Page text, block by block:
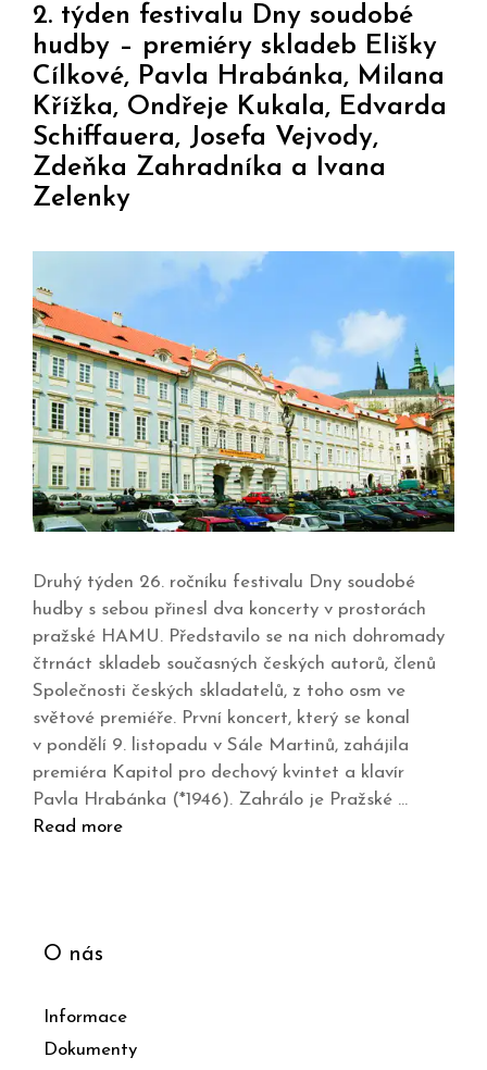
2. týden festivalu Dny soudobé
hudby – premiéry skladeb Elišky
Cílkové, Pavla Hrabánka, Milana
Křížka, Ondřeje Kukala, Edvarda
Schiffauera, Josefa Vejvody,
Zdeňka Zahradníka a Ivana
Zelenky
Druhý týden 26. ročníku festivalu Dny soudobé
hudby s sebou přinesl dva koncerty v prostorách
pražské HAMU. Představilo se na nich dohromady
čtrnáct skladeb současných českých autorů, členů
Společnosti českých skladatelů, z toho osm ve
světové premiéře. První koncert, který se konal
v pondělí 9. listopadu v Sále Martinů, zahájila
premiéra Kapitol pro dechový kvintet a klavír
Pavla Hrabánka (*1946). Zahrálo je Pražské …
Read more
O nás
Informace
Dokumenty